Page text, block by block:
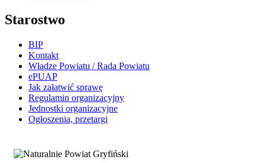
Starostwo
BIP
Kontakt
Władze Powiatu / Rada Powiatu
ePUAP
Jak załatwić sprawę
Regulamin organizacyjny
Jednostki organizacyjne
Ogłoszenia, przetargi